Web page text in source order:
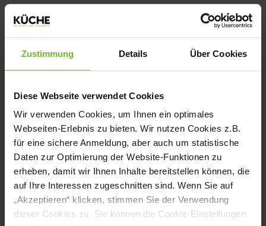
Zustimmung Details Über Cookies
Diese Webseite verwendet Cookies
Wir verwenden Cookies, um Ihnen ein optimales
Webseiten-Erlebnis zu bieten. Wir nutzen Cookies z.B.
für eine sichere Anmeldung, aber auch um statistische
Daten zur Optimierung der Website-Funktionen zu
erheben, damit wir Ihnen Inhalte bereitstellen können, die
auf Ihre Interessen zugeschnitten sind. Wenn Sie auf
„Akzeptieren“ klicken, stimmen Sie der Verwendung
dieser Cookies zu. Sie können die Cookie-Einstellungen
Furikake verfügt außerdem über eine
unterschwellige, leicht liebliche Note.
Typische Einsatzgebiete sind als Topping
zu Reis, Fleisch, Fisch, Gemüse, Pasta,
Eintöpfen, Saucen, Dressings, Dips und
überall dort, wo Umami und neue
Geschmacksprofile gefragt sind. Auch
Spiegelei-Topping ist eine Variante.
Weitere Informationen finden Sie hier.